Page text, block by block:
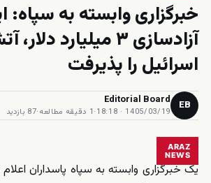
خبرگزاری وابسته به سپاه:
آزادسازی ۳ میلیارد
اسرائیل را پذیرفت
EB
Editorial Board
1405/03/19 · 18:18
·1 دقیقه مطالعه ·87 بازدید
ARAZ
NEWS
یک خبرگزاری وابسته به سپاه پاسداران